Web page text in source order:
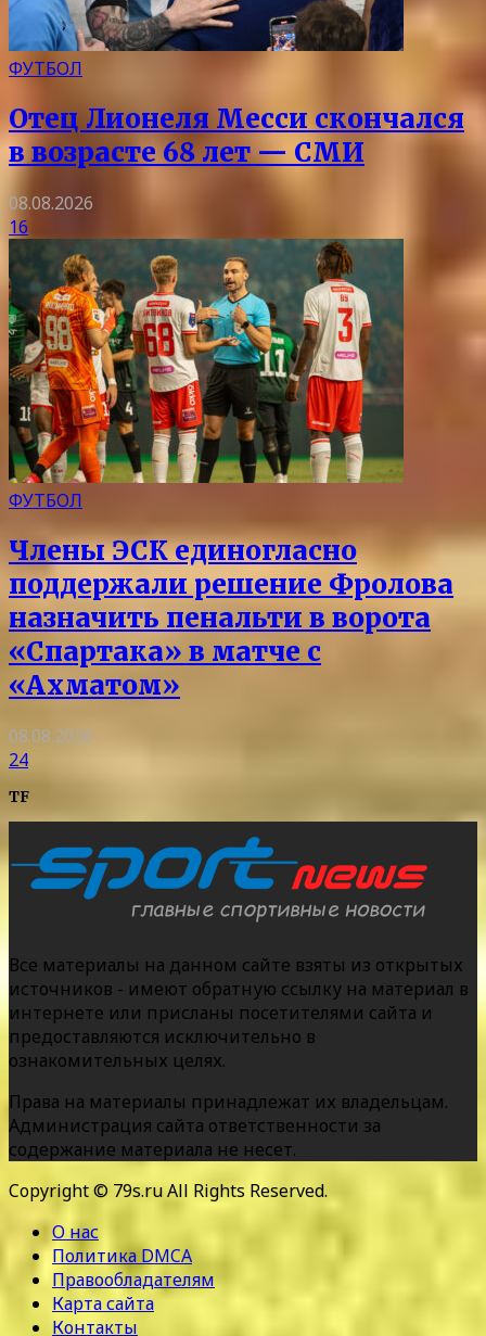
ФУТБОЛ
Отец Лионеля Месси скончался
в возрасте 68 лет — СМИ
08.08.2026
16
ФУТБОЛ
Члены ЭСК единогласно
поддержали решение Фролова
назначить пенальти в ворота
«Спартака» в матче с
«Ахматом»
08.08.2026
24
TF
Все материалы на данном сайте взяты из открытых
источников - имеют обратную ссылку на материал в
интернете или присланы посетителями сайта и
предоставляются исключительно в
ознакомительных целях.
Права на материалы принадлежат их владельцам.
Администрация сайта ответственности за
содержание материала не несет.
Copyright © 79s.ru All Rights Reserved.
О нас
Политика DMCA
Правообладателям
Карта сайта
Контакты